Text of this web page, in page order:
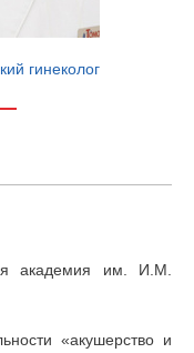
гинеколог
академия им. И.М.
«акушерство и